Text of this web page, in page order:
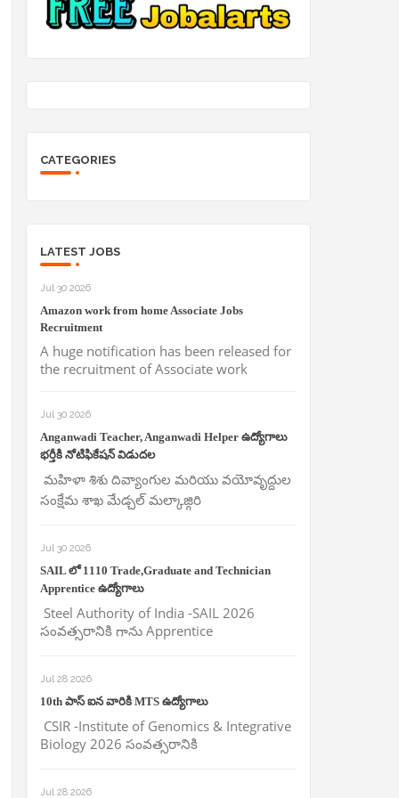
CATEGORIES
LATEST JOBS
Jul 30 2026
Amazon work from home Associate Jobs
Recruitment
A huge notification has been released for
the recruitment of Associate work
Jul 30 2026
Anganwadi Teacher, Anganwadi Helper ఉద్యోగాలు
భర్తీకి నోటిఫికేషన్ విడుదల
మహిళా శిశు దివ్యాంగుల మరియు వయోవృద్దుల
సంక్షేమ శాఖ మేడ్చల్ మల్కాజ్గిరి
Jul 30 2026
SAIL లో 1110 Trade,Graduate and Technician
Apprentice ఉద్యోగాలు
Steel Authority of India -SAIL 2026
సంవత్సరానికి గాను Apprentice
Jul 28 2026
10th పాస్ ఐన వారికి MTS ఉద్యోగాలు
CSIR -Institute of Genomics & Integrative
Biology 2026 సంవత్సరానికి
Jul 28 2026